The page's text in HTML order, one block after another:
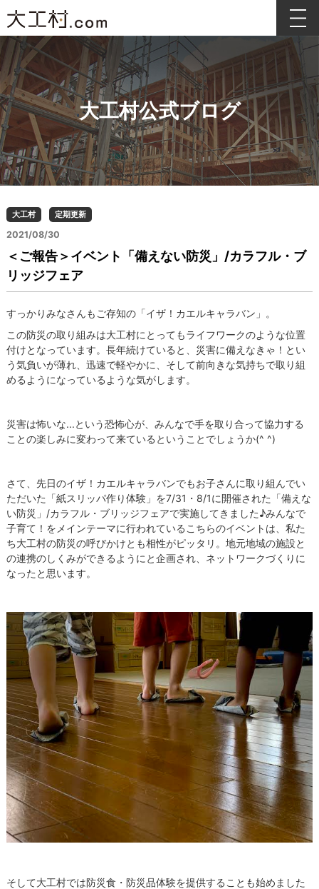
大工村公式ブログ
大工村 定期更新
2021/08/30
＜ご報告＞イベント「備えない防災」/カラフル・ブ
リッジフェア
すっかりみなさんもご存知の「イザ！カエルキャラバン」。
この防災の取り組みは大工村にとってもライフワークのような位置
付けとなっています。長年続けていると、災害に備えなきゃ！とい
う気負いが薄れ、迅速で軽やかに、そして前向きな気持ちで取り組
めるようになっているような気がします。
災害は怖いな...という恐怖心が、みんなで手を取り合って協力する
ことの楽しみに変わって来ているということでしょうか(^ ^)
さて、先日のイザ！カエルキャラバンでもお子さんに取り組んでい
ただいた「紙スリッパ作り体験」を7/31・8/1に開催された「備えな
い防災」/カラフル・ブリッジフェアで実施してきました♪みんなで
子育て！をメインテーマに行われているこちらのイベントは、私た
ち大工村の防災の呼びかけとも相性がピッタリ。地元地域の施設と
の連携のしくみができるようにと企画され、ネットワークづくりに
なったと思います。
そして大工村では防災食・防災品体験を提供することも始めました